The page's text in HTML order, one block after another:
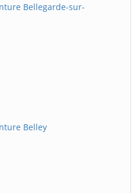
Bellegarde-sur-
Belley